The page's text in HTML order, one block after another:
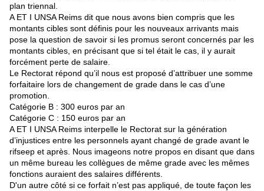
plan triennal.
A ET I UNSA Reims dit que nous avons bien compris que les
montants cibles sont définis pour les nouveaux arrivants mais
pose la question de savoir si les promus seront concernés par les
montants cibles, en précisant que si tel était le cas, il y aurait
forcément perte de salaire.
Le Rectorat répond qu’il nous est proposé d’attribuer une somme
forfaitaire lors de changement de grade dans le cas d’une
promotion.
Catégorie B : 300 euros par an
Catégorie C : 150 euros par an
A ET I UNSA Reims interpelle le Rectorat sur la génération
d’injustices entre les personnels ayant changé de grade avant le
rifseep et après. Nous imageons notre propos en disant que dans
un même bureau les collègues de même grade avec les mêmes
fonctions auraient des salaires différents.
D'un autre côté si ce forfait n’est pas appliqué, de toute façon les